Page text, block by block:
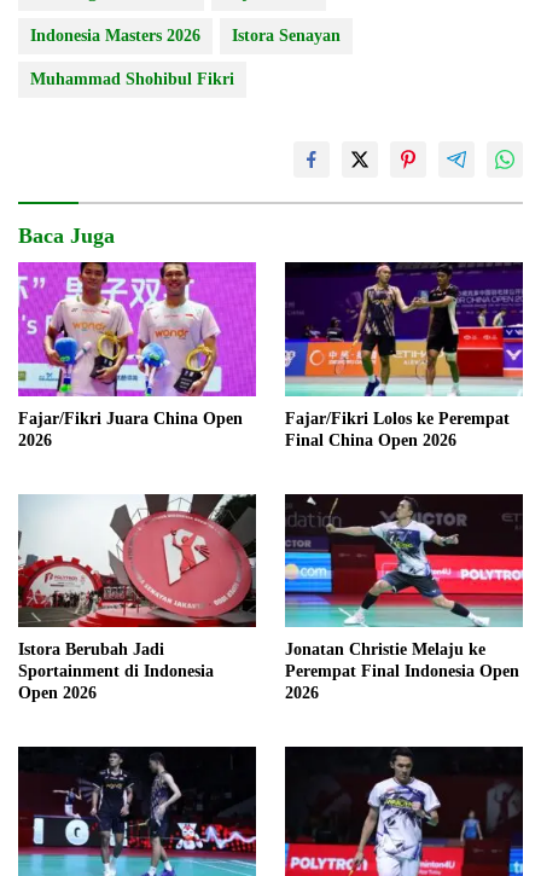
Indonesia Masters 2026 Istora Senayan
Muhammad Shohibul Fikri
Baca Juga
Fajar/Fikri Juara China Open
2026
Fajar/Fikri Lolos ke Perempat
Final China Open 2026
Istora Berubah Jadi
Sportainment di Indonesia
Open 2026
Jonatan Christie Melaju ke
Perempat Final Indonesia Open
2026